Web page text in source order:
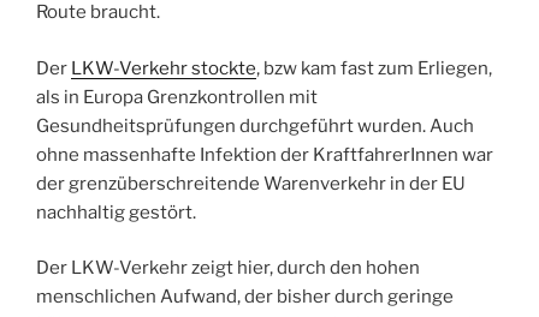
Route braucht.
Der LKW-Verkehr stockte, bzw kam fast zum Erliegen,
als in Europa Grenzkontrollen mit
Gesundheitsprüfungen durchgeführt wurden. Auch
ohne massenhafte Infektion der KraftfahrerInnen war
der grenzüberschreitende Warenverkehr in der EU
nachhaltig gestört.
Der LKW-Verkehr zeigt hier, durch den hohen
menschlichen Aufwand, der bisher durch geringe